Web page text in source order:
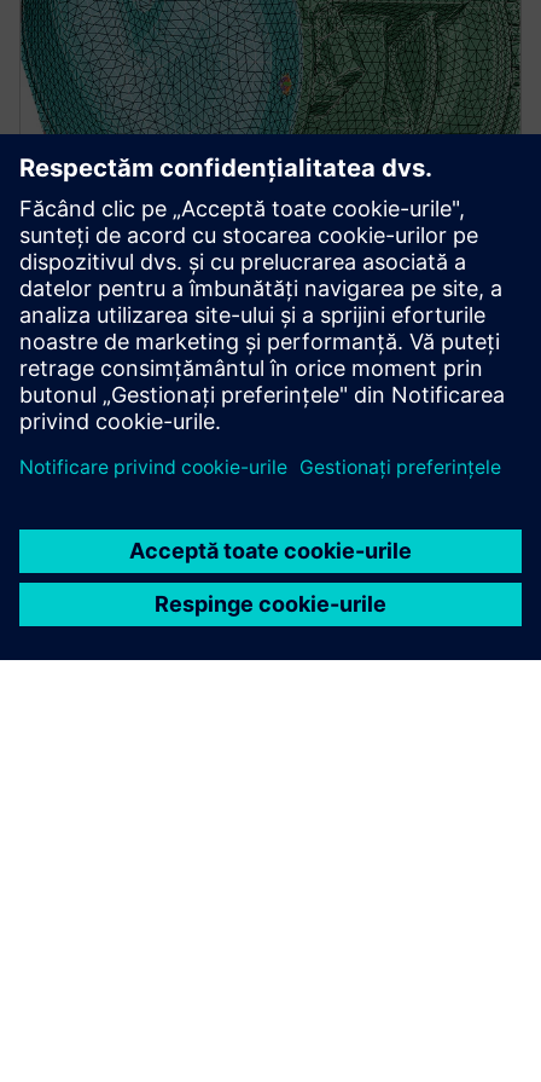
Simcenter Simlab
A process-oriented multidisciplinary simulation
environment that empowers users to accurately
analyze the performance of complex assemblies.